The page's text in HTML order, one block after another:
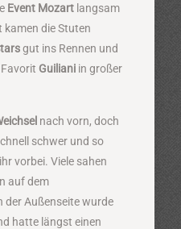
Event Mozartlangsam
die Stuten
gut ins Rennen und
Guiliani in großer
nach vorn, doch
schwer und so
vorbei. Viele sahen
auf dem
der Außenseite wurde
hatte längst einen